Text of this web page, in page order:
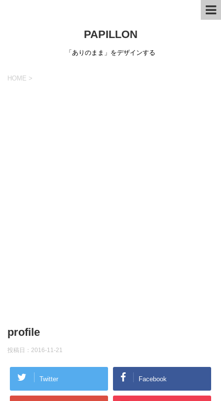
PAPILLON
「ありのまま」をデザインする
HOME >
profile
投稿日： 2016-11-21
Twitter Facebook